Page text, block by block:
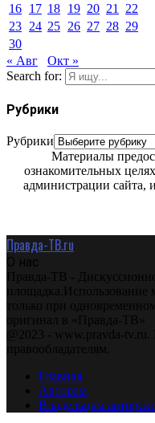
16 17 18 19 20 21
22
23 24 25 26 27 28 29
30
« Авг
Окт »
Search for:
Рубрики
Рубрики
Материалы
ознакомительных
администрации сайта,
Правда-ТВ.ru
О нас
Правда-ТВ -
площадка.Использование
только при
оригинал в «Правда-ТВ»
@2023 - www.pravda-tv.ru.
правообладателям.
Главная
Авторам
Владельцам